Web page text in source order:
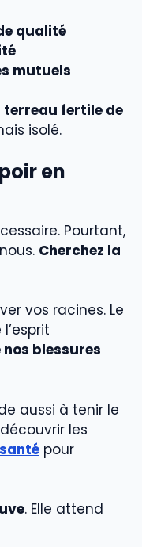
qualité
mutuels
terreau fertile de
isolé.
en
Pourtant,
Cherchez la
vos racines. Le
blessures
aussi à tenir le
les
pour
. Elle attend